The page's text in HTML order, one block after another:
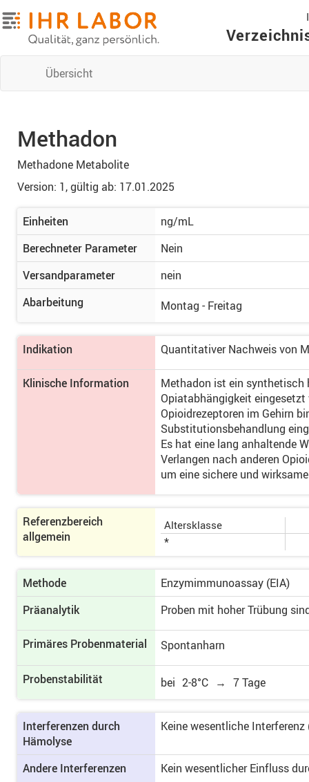
Übersicht
Methadon
Methadone Metabolite
Version: 1,gültig ab: 17.01.2025
Einheiten
ng/mL
Berechneter Parameter
Nein
Versandparameter
nein
Abarbeitung
Montag - Freitag
Indikation Quantitativer Nachweis von
Klinische Information
Methadon ist ein synthetisch
Opiatabhängigkeit eingesetzt
Opioidrezeptoren im Gehirn
Substitutionsbehandlung
Es hat eine lang anhaltende
Verlangen nach anderen
um eine sichere und
Referenzbereich
allgemein
Altersklasse
*
Methode
Enzymimmunoassay (EIA)
Präanalytik
Proben mit hoher Trübung
Primäres Proben­material Spontanharn
Probenstabilität bei 2-8°C → 7 Tage
Interferenzen durch
Hämolyse
Keine wesentliche
Andere Interferenzen
Kein wesentlicher Einfluss